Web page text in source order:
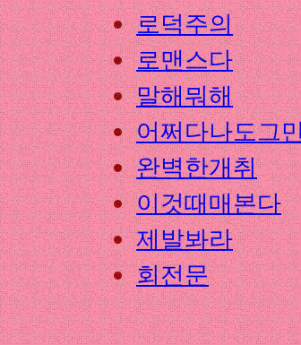
로덕주의
로맨스다
말해뭐해
어쩌다나도그
완벽한개취
이것때매본다
제발봐라
회전문